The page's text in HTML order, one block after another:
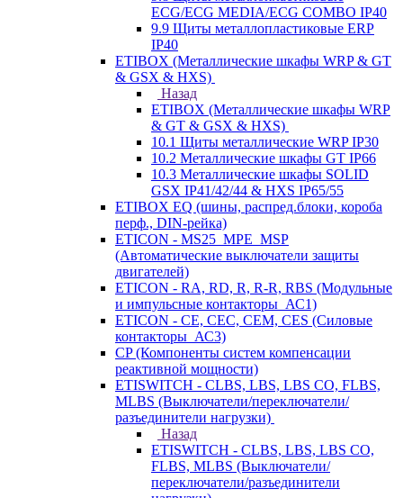
ECG/ECG MEDIA/ECG COMBO IP40
9.9 Щиты металлопластиковые ERP
IP40
ETIBOX (Металлические шкафы WRP & GT
& GSX & HXS)
Назад
ETIBOX (Металлические шкафы WRP
& GT & GSX & HXS)
10.1 Щиты металлические WRP IP30
10.2 Металлические шкафы GT IP66
10.3 Металлические шкафы SOLID
GSX IP41/42/44 & HXS IP65/55
ETIBOX EQ (шины, распред.блоки, короба
перф., DIN-рейка)
ETICON - MS25_MPE_MSP
(Автоматические выключатели защиты
двигателей)
ETICON - RA, RD, R, R-R, RBS (Модульные
и импульсные контакторы_АС1)
ETICON - CE, CEC, CEM, CES (Силовые
контакторы_АС3)
CP (Компоненты систем компенсации
реактивной мощности)
ETISWITCH - CLBS, LBS, LBS CO, FLBS,
MLBS (Выключатели/переключатели/
разъединители нагрузки)
Назад
ETISWITCH - CLBS, LBS, LBS CO,
FLBS, MLBS (Выключатели/
переключатели/разъединители